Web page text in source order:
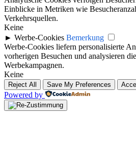
Einblicke in Metriken wie
Verkehrsquellen.
Keine
► Werbe-Cookies Bemerkung
Werbe-Cookies liefern personalisierte
vorherigen Besuchen und analysieren
Werbekampagnen.
Keine
Reject All Save My Preferences
Powered by